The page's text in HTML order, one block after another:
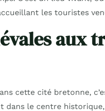
les touristes
aux
cette cité bretonne,
dans le centre